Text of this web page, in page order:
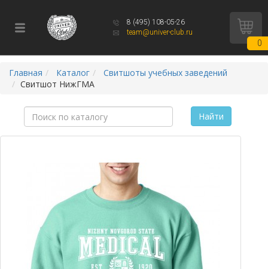
8 (495) 108-05-26
team@univer-club.ru
0
Главная Каталог
Свитшоты учебных заведений
Свитшот НижГМА
Найти